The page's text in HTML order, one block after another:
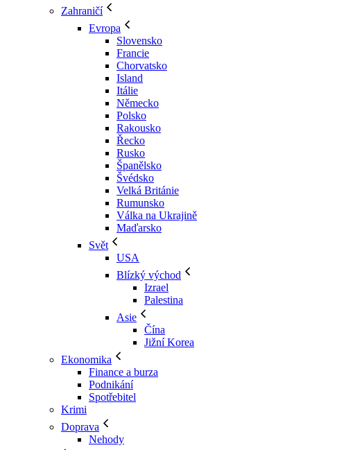
Zahraničí
Evropa
Slovensko
Francie
Chorvatsko
Island
Itálie
Německo
Polsko
Rakousko
Řecko
Rusko
Španělsko
Švédsko
Velká Británie
Rumunsko
Válka na Ukrajině
Maďarsko
Svět
USA
Blízký východ
Izrael
Palestina
Asie
Čína
Jižní Korea
Ekonomika
Finance a burza
Podnikání
Spotřebitel
Krimi
Doprava
Nehody